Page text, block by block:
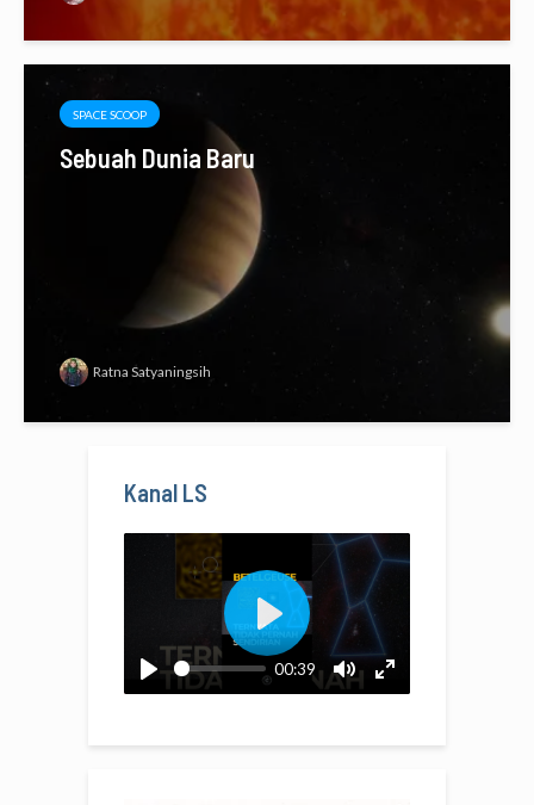
SPACE SCOOP
Sebuah Dunia Baru
Ratna Satyaningsih
Kanal LS